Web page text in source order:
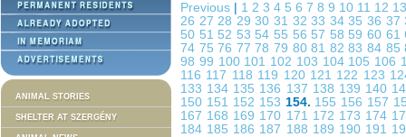
ANIMAL STORIES
SHELTER AT SZERGÉNY
Previous
1 2 3 4 5 6 7 8 9 10 11 12
26 2728 293031 3233 343536 37
50 51 52 53 54 55 56 57 58 5960 61
74 7576 777879 8081 828384 85
98 99 100 101 102 103 104 105 106
116 117 118 119 120 121 122 123
133 134 135 136 137 138 139 140
150 151 152 153 154. 155 156 157
167 168 169 170 171 172 173 174
184 185 186 187 188 189 190 191